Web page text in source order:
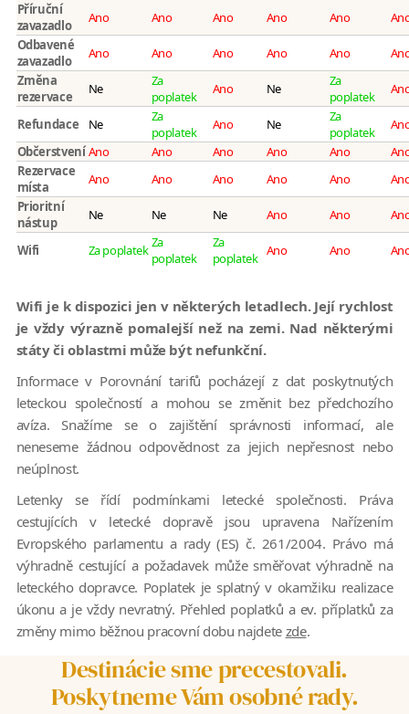
Příruční
zavazadlo
Ano Ano Ano Ano Ano
Odbavené
zavazadlo
Ano Ano Ano Ano Ano
Změna
rezervace
Ne
Za
poplatek
Ano Ne
Za
poplatek
Refundace Ne
Za
poplatek
Ano Ne
Za
poplatek
ObčerstveníAno Ano Ano Ano Ano
Rezervace
místa
Ano Ano Ano Ano Ano
Prioritní
nástup
Ne Ne Ne Ano Ano
Wifi Za poplatekZa
poplatek
Za
poplatek Ano Ano
Wifi je k dispozici jen v některých letadlech. Její rychlost
je vždy výrazně pomalejší než na zemi. Nad některými
státy či oblastmi může být nefunkční.
Informace v Porovnání tarifů pocházejí z dat poskytnutých
leteckou společností a mohou se změnit bez předchozího
avíza. Snažíme se o zajištění správnosti informací, ale
neneseme žádnou odpovědnost za jejich nepřesnost nebo
neúplnost.
Letenky se řídí podmínkami letecké společnosti. Práva
cestujících v letecké dopravě jsou upravena Nařízením
Evropského parlamentu a rady (ES) č. 261/2004. Právo má
výhradně cestující a požadavek může směřovat výhradně na
leteckého dopravce. Poplatek je splatný v okamžiku realizace
úkonu a je vždy nevratný. Přehled poplatků a ev. příplatků za
změny mimo běžnou pracovní dobu najdete zde.
Destinácie sme precestovali.
Poskytneme Vám osobné rady.